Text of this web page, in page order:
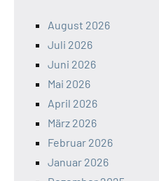
August 2026
Juli 2026
Juni 2026
Mai 2026
April 2026
März 2026
Februar 2026
Januar 2026